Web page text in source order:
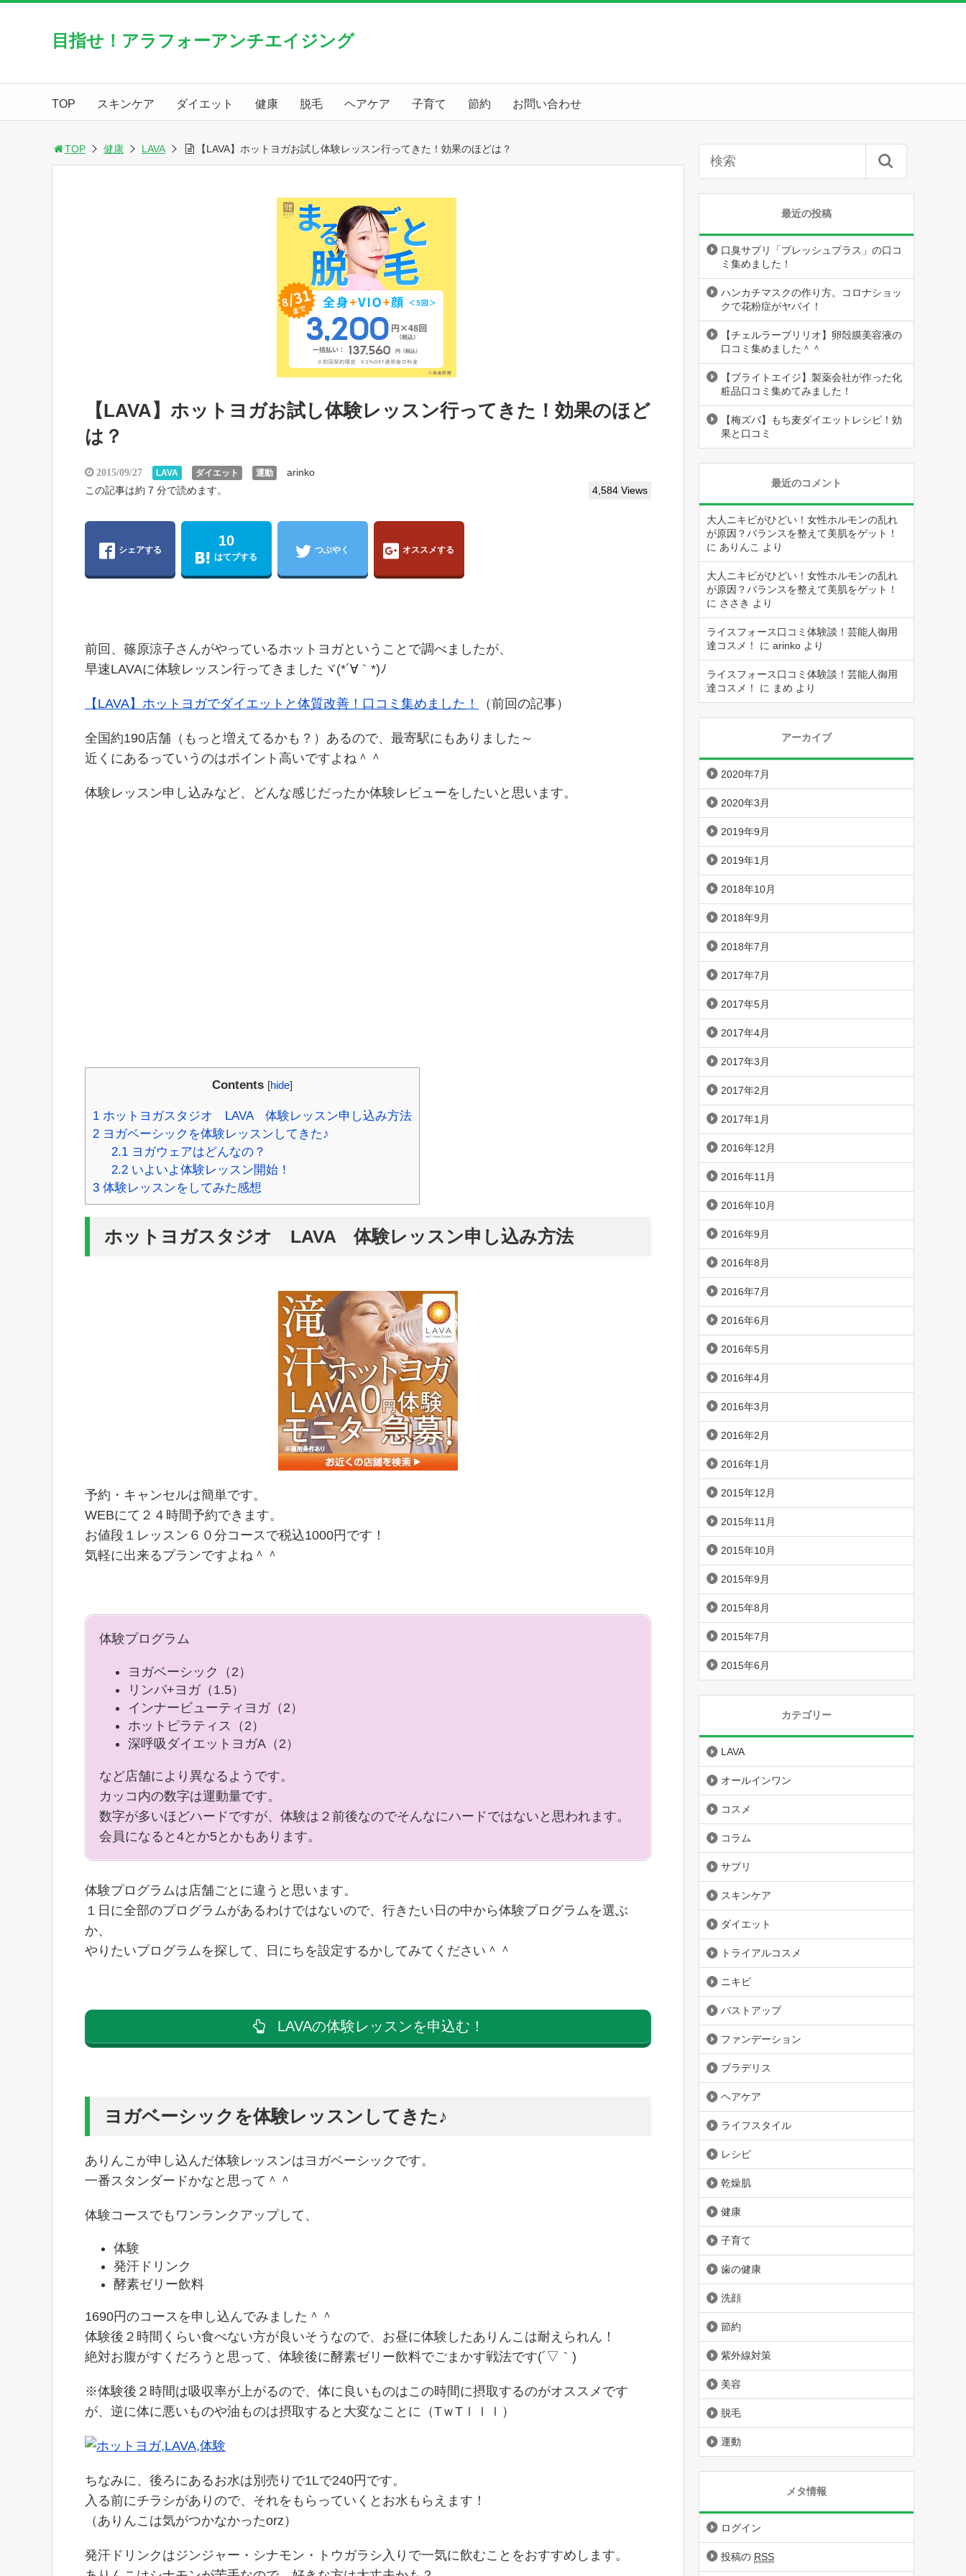
目指せ！アラフォーアンチエイジング
TOP スキンケア ダイエット 健康 脱毛 ヘアケア 子育て 節約 お問い合わせ
TOP 健康 LAVA 【LAVA】ホットヨガお試し体験レッスン行ってきた！効果のほどは？
【LAVA】ホットヨガお試し体験レッスン行ってきた！効果のほど
は？
2015/09/27 LAVA ダイエット 運動
arinko
この記事は約 7 分で読めます。
4,584 Views
シェアする
10
はてブする
つぶやく オススメする
前回、篠原涼子さんがやっているホットヨガということで調べましたが、
早速LAVAに体験レッスン行ってきましたヾ(*´∀｀*)ﾉ
【LAVA】ホットヨガでダイエットと体質改善！口コミ集めました！ （前回の記事）
全国約190店舗（もっと増えてるかも？）あるので、最寄駅にもありました～
近くにあるっていうのはポイント高いですよね＾＾
体験レッスン申し込みなど、どんな感じだったか体験レビューをしたいと思います。
Contents [hide]
1 ホットヨガスタジオ LAVA 体験レッスン申し込み方法
2 ヨガベーシックを体験レッスンしてきた♪
2.1ヨガウェアはどんなの？
2.2いよいよ体験レッスン開始！
3 体験レッスンをしてみた感想
ホットヨガスタジオ LAVA 体験レッスン申し込み方法
予約・キャンセルは簡単です。
WEBにて２４時間予約できます。
お値段１レッスン６０分コースで税込1000円です！
気軽に出来るプランですよね＾＾
体験プログラム
ヨガベーシック（2）
リンパ+ヨガ（1.5）
インナービューティヨガ（2）
ホットピラティス（2）
深呼吸ダイエットヨガA（2）
など店舗により異なるようです。
カッコ内の数字は運動量です。
数字が多いほどハードですが、体験は２前後なのでそんなにハードではないと思われます。
会員になると4とか5とかもあります。
体験プログラムは店舗ごとに違うと思います。
１日に全部のプログラムがあるわけではないので、行きたい日の中から体験プログラムを選ぶ
か、
やりたいプログラムを探して、日にちを設定するかしてみてください＾＾
LAVAの体験レッスンを申込む！
ヨガベーシックを体験レッスンしてきた♪
ありんこが申し込んだ体験レッスンはヨガベーシックです。
一番スタンダードかなと思って＾＾
体験コースでもワンランクアップして、
体験
発汗ドリンク
酵素ゼリー飲料
1690円のコースを申し込んでみました＾＾
体験後２時間くらい食べない方が良いそうなので、お昼に体験したありんこは耐えられん！
絶対お腹がすくだろうと思って、体験後に酵素ゼリー飲料でごまかす戦法です(´▽｀)
※体験後２時間は吸収率が上がるので、体に良いものはこの時間に摂取するのがオススメです
が、逆に体に悪いものや油ものは摂取すると大変なことに（TｗTｌｌｌ）
ちなみに、後ろにあるお水は別売りで1Lで240円です。
入る前にチラシがありので、それをもらっていくとお水もらえます！
（ありんこは気がつかなかったorz）
発汗ドリンクはジンジャー・シナモン・トウガラシ入りで一気に飲むことをおすすめします。
最近の投稿
口臭サプリ「ブレッシュプラス」の口コ
ミ集めました！
ハンカチマスクの作り方。コロナショッ
クで花粉症がヤバイ！
【チェルラーブリリオ】卵殻膜美容液の
口コミ集めました＾＾
【ブライトエイジ】製薬会社が作った化
粧品口コミ集めてみました！
【梅ズバ】もち麦ダイエットレシピ！効
果と口コミ
最近のコメント
大人ニキビがひどい！女性ホルモンの乱れ
が原因？バランスを整えて美肌をゲット！
に ありんこ より
大人ニキビがひどい！女性ホルモンの乱れ
が原因？バランスを整えて美肌をゲット！
に ささき より
ライスフォース口コミ体験談！芸能人御用
達コスメ！
に arinko より
ライスフォース口コミ体験談！芸能人御用
達コスメ！
に まめ より
アーカイブ
2020年7月
2020年3月
2019年9月
2019年1月
2018年10月
2018年9月
2018年7月
2017年7月
2017年5月
2017年4月
2017年3月
2017年2月
2017年1月
2016年12月
2016年11月
2016年10月
2016年9月
2016年8月
2016年7月
2016年6月
2016年5月
2016年4月
2016年3月
2016年2月
2016年1月
2015年12月
2015年11月
2015年10月
2015年9月
2015年8月
2015年7月
2015年6月
カテゴリー
LAVA
オールインワン
コスメ
コラム
サプリ
スキンケア
ダイエット
トライアルコスメ
ニキビ
バストアップ
ファンデーション
ブラデリス
ヘアケア
ライフスタイル
レシピ
乾燥肌
健康
子育て
歯の健康
洗顔
節約
紫外線対策
美容
脱毛
運動
メタ情報
ログイン
投稿の RSS